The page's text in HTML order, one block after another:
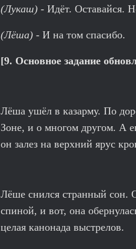
(Лукаш) - Идёт. Оставайся.
(Лёша) - И на том спасибо.
[9. Основное задание
Лёша ушёл в казарму. По
Зоне, и о многом другом. А
он залез на верхний ярус
Лёше снился странный сон.
спиной, и вот, она
целая канонада выстрелов.